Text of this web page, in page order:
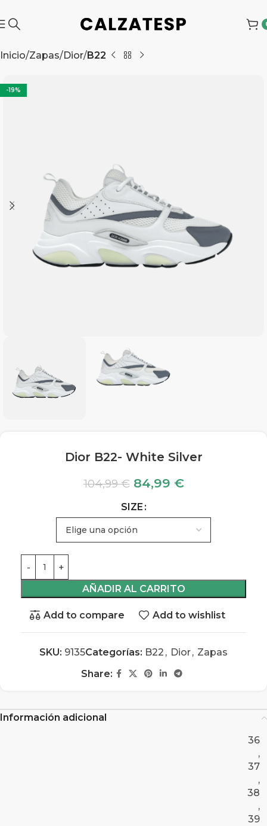
Inicio Zapas Dior B22
-19%
Dior B22- White Silver
104,99€ 84,99 €
SIZE
AÑADIR AL CARRITO
Add to compare Add to wishlist
SKU: 9135Categorías: B22 , Dior, Zapas
Share:
Información adicional
36
,
37
,
38
,
39